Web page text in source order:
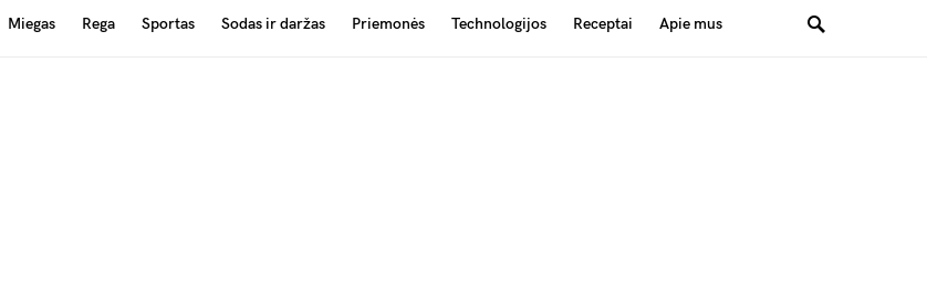
Miegas Rega Sportas Sodas ir daržas Priemonės Technologijos Receptai Apie mus